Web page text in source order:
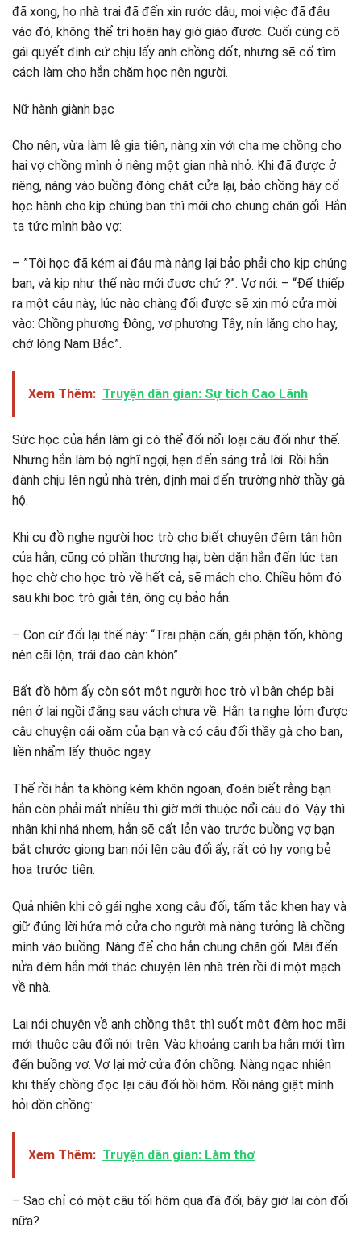
đã xong, họ nhà trai đã đến xin rước dâu, mọi việc đã đâu
vào đó, không thể trì hoãn hay giờ giáo được. Cuối cùng cô
gái quyết định cứ chịu lấy anh chồng dốt, nhưng sẽ cố tìm
cách làm cho hắn chăm học nên người.
Nữ hành giành bạc
Cho nên, vừa làm lễ gia tiên, nàng xin với cha mẹ chồng cho
hai vợ chồng mình ở riêng một gian nhà nhỏ. Khi đã được ở
riêng, nàng vào buồng đóng chặt cửa lại, bảo chồng hãy cố
học hành cho kịp chúng bạn thì mới cho chung chăn gối. Hắn
ta tức mình bào vợ:
– ”Tôi học đã kém ai đâu mà nàng lại bảo phải cho kịp chúng
bạn, và kịp như thế nào mới đuợc chứ ?”. Vợ nói: – “Để thiếp
ra một câu này, lúc nào chàng đối được sẽ xin mở cửa mời
vào: Chồng phương Đông, vợ phương Tây, nín lặng cho hay,
chớ lòng Nam Bắc”.
Xem Thêm: Truyện dân gian: Sự tích Cao Lãnh
Sức học của hắn làm gì có thể đối nổi loại câu đối như thế.
Nhưng hắn làm bộ nghĩ ngợi, hẹn đến sáng trả lời. Rồi hắn
đành chịu lên ngủ nhà trên, định mai đến trường nhờ thầy gà
hộ.
Khi cụ đồ nghe người học trò cho biết chuyện đêm tân hôn
của hắn, cũng có phần thương hại, bèn dặn hắn đến lúc tan
học chờ cho học trò về hết cả, sẽ mách cho. Chiều hôm đó
sau khi bọc trò giải tán, ông cụ bảo hắn.
– Con cứ đối lại thế này: “Trai phận cấn, gái phận tốn, không
nên cãi lộn, trái đạo càn khôn”.
Bất đồ hôm ấy còn sót một người học trò vì bận chép bài
nên ở lại ngồi đằng sau vách chưa về. Hắn ta nghe lỏm được
câu chuyện oái oăm của bạn và có câu đối thầy gà cho bạn,
liền nhẩm lấy thuộc ngay.
Thế rồi hắn ta không kém khôn ngoan, đoán biết rằng bạn
hắn còn phải mất nhiều thì giờ mới thuộc nổi câu đó. Vậy thì
nhân khi nhá nhem, hắn sẽ cất lẻn vào trước buồng vợ bạn
bắt chước giọng bạn nói lên câu đối ấy, rất có hy vọng bẻ
hoa trước tiên.
Quả nhiên khi cô gái nghe xong câu đối, tấm tắc khen hay và
giữ đúng lời hứa mở cửa cho người mà nàng tưởng là chồng
mình vào buồng. Nàng để cho hắn chung chăn gối. Mãi đến
nửa đêm hắn mới thác chuyện lên nhà trên rồi đi một mạch
về nhà.
Lại nói chuyện về anh chồng thật thì suốt một đêm học mãi
mới thuộc câu đối nói trên. Vào khoảng canh ba hắn mới tìm
đến buồng vợ. Vợ lại mở cửa đón chồng. Nàng ngạc nhiên
khi thấy chồng đọc lại câu đối hồi hôm. Rồi nàng giật mình
hỏi dồn chồng:
Xem Thêm: Truyện dân gian: Làm thơ
– Sao chỉ có một câu tối hôm qua đã đối, bây giờ lại còn đối
nữa?